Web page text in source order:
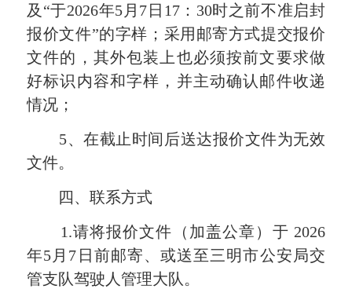
及“于2026年5 月 7 日 17： 30时之前不准启封
报价文件”的字样；采用邮寄方式提交报价
文件的，其外包装上也必须按前文要求做
好标识内容和字样，并主动确认 邮件收递
情况 ；
5、在截止时间后送达报价文件为无效
文件。
四、联系方式
1.请将报价文件（加盖公章）于 2026
年5月 7 日前邮寄、或送至三明市公安局交
管支队驾驶人管理大队。